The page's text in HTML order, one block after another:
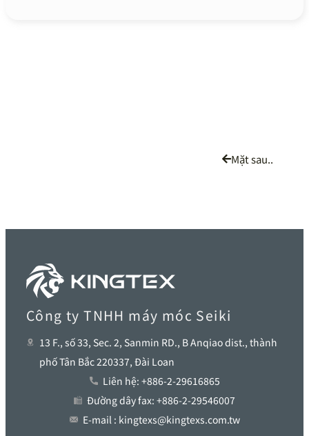
Mặt sau..
Công ty TNHH máy móc Seiki
13 F., số 33, Sec. 2, Sanmin RD., B Anqiao dist., thành
phố Tân Bắc 220337, Đài Loan
Liên hệ: +886-2-29616865
Đường dây fax: +886-2-29546007
E-mail : kingtexs@kingtexs.com.tw